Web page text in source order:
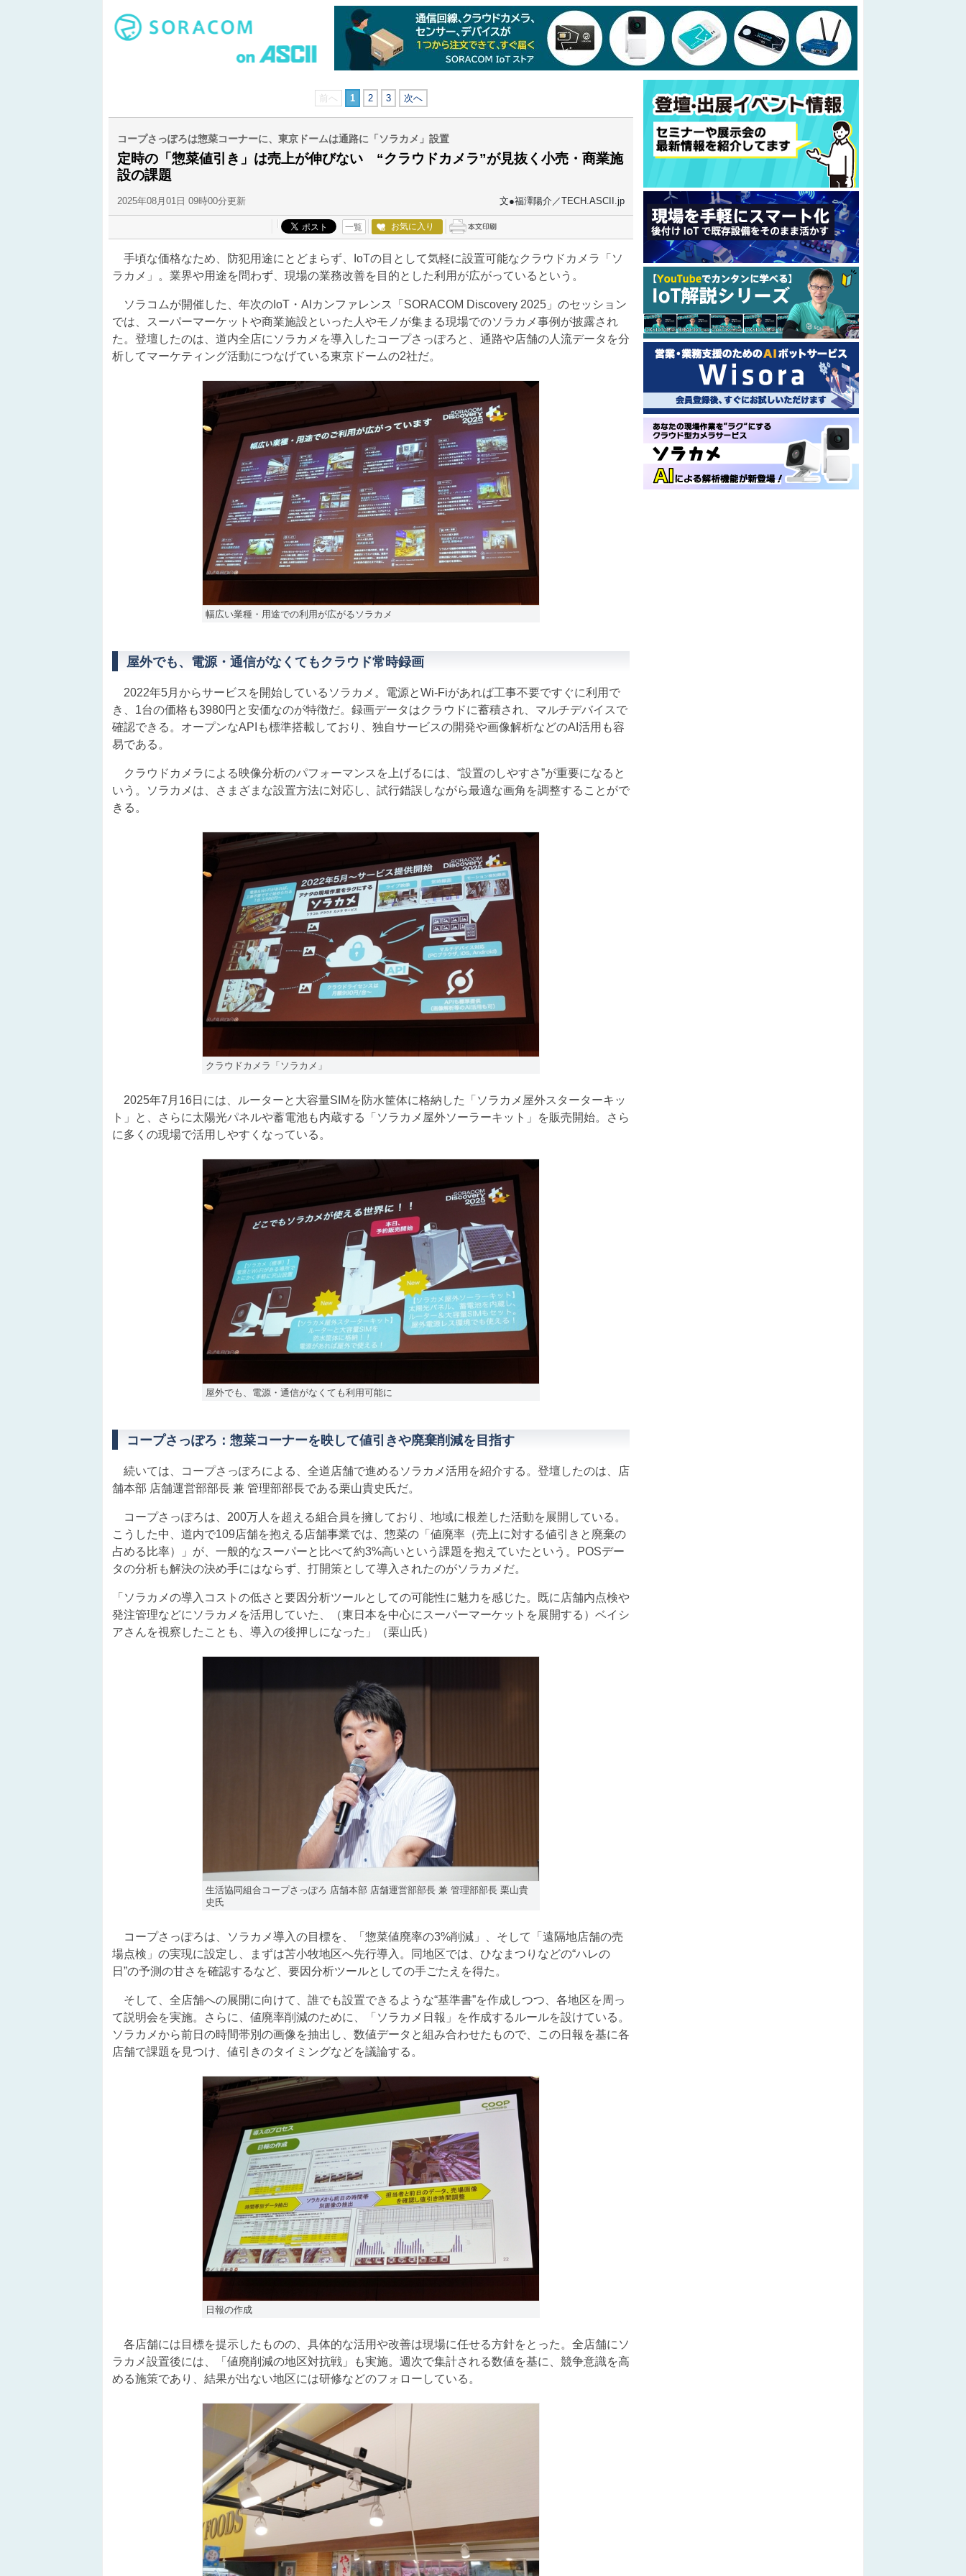
前へ 1 2 3 次へ
コープさっぽろは惣菜コーナーに、東京ドームは通路に「ソラカメ」設置
定時の「惣菜値引き」は売上が伸びない “クラウドカメラ”が見抜く小売・商業施
設の課題
2025年08月01日 09時00分更新 福澤陽介／TECH.ASCII.jp
一覧 お気に入り
手頃な価格なため、防犯用途にとどまらず、IoTの目として気軽に設置可能なクラウドカメラ「ソ
ラカメ」。業界や用途を問わず、現場の業務改善を目的とした利用が広がっているという。
ソラコムが開催した、年次のIoT・AIカンファレンス「SORACOM Discovery 2025」のセッション
では、スーパーマーケットや商業施設といった人やモノが集まる現場でのソラカメ事例が披露され
た。登壇したのは、道内全店にソラカメを導入したコープさっぽろと、通路や店舗の人流データを分
析してマーケティング活動につなげている東京ドームの2社だ。
幅広い業種・用途での利用が広がるソラカメ
屋外でも、電源・通信がなくてもクラウド常時録画
2022年5月からサービスを開始しているソラカメ。電源とWi-Fiがあれば工事不要ですぐに利用で
き、1台の価格も3980円と安価なのが特徴だ。録画データはクラウドに蓄積され、マルチデバイスで
確認できる。オープンなAPIも標準搭載しており、独自サービスの開発や画像解析などのAI活用も容
易である。
クラウドカメラによる映像分析のパフォーマンスを上げるには、“設置のしやすさ”が重要になると
いう。ソラカメは、さまざまな設置方法に対応し、試行錯誤しながら最適な画角を調整することがで
きる。
クラウドカメラ「ソラカメ」
2025年7月16日には、ルーターと大容量SIMを防水筐体に格納した「ソラカメ屋外スターターキッ
ト」と、さらに太陽光パネルや蓄電池も内蔵する「ソラカメ屋外ソーラーキット」を販売開始。さら
に多くの現場で活用しやすくなっている。
屋外でも、電源・通信がなくても利用可能に
コープさっぽろ：惣菜コーナーを映して値引きや廃棄削減を目指す
続いては、コープさっぽろによる、全道店舗で進めるソラカメ活用を紹介する。登壇したのは、店
舗本部 店舗運営部部長 兼 管理部部長である栗山貴史氏だ。
コープさっぽろは、200万人を超える組合員を擁しており、地域に根差した活動を展開している。
こうした中、道内で109店舗を抱える店舗事業では、惣菜の「値廃率（売上に対する値引きと廃棄の
占める比率）」が、一般的なスーパーと比べて約3%高いという課題を抱えていたという。POSデー
タの分析も解決の決め手にはならず、打開策として導入されたのがソラカメだ。
「ソラカメの導入コストの低さと要因分析ツールとしての可能性に魅力を感じた。既に店舗内点検や
発注管理などにソラカメを活用していた、（東日本を中心にスーパーマーケットを展開する）ベイシ
アさんを視察したことも、導入の後押しになった」（栗山氏）
生活協同組合コープさっぽろ 店舗本部 店舗運営部部長 兼 管理部部長 栗山貴
史氏
コープさっぽろは、ソラカメ導入の目標を、「惣菜値廃率の3%削減」、そして「遠隔地店舗の売
場点検」の実現に設定し、まずは苫小牧地区へ先行導入。同地区では、ひなまつりなどの“ハレの
日”の予測の甘さを確認するなど、要因分析ツールとしての手ごたえを得た。
そして、全店舗への展開に向けて、誰でも設置できるような“基準書”を作成しつつ、各地区を周っ
て説明会を実施。さらに、値廃率削減のために、「ソラカメ日報」を作成するルールを設けている。
ソラカメから前日の時間帯別の画像を抽出し、数値データと組み合わせたもので、この日報を基に各
店舗で課題を見つけ、値引きのタイミングなどを議論する。
日報の作成
各店舗には目標を提示したものの、具体的な活用や改善は現場に任せる方針をとった。全店舗にソ
ラカメ設置後には、「値廃削減の地区対抗戦」も実施。週次で集計される数値を基に、競争意識を高
める施策であり、結果が出ない地区には研修などのフォローしている。